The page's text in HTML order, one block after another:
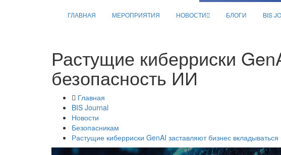
ГЛАВНАЯ МЕРОПРИЯТИЯ НОВОСТИ БЛОГИ BIS
Растущие киберриски
безопасность ИИ
Главная
BIS Journal
Новости
Безопасникам
Растущие киберриски GenAI заставляют бизнес